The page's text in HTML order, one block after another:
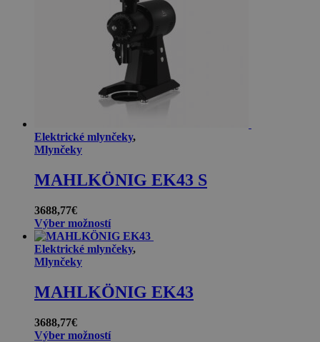
Elektrické mlynčeky,
Mlynčeky
MAHLKÖNIG EK43 S
3688,77€
Výber možností
Elektrické mlynčeky,
Mlynčeky
MAHLKÖNIG EK43
3688,77€
Výber možností